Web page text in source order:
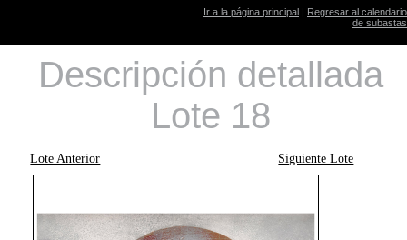
Ir a la página principal | Regresar al calendario
de subastas
Descripción detallada
Lote 18
Lote Anterior Siguiente Lote